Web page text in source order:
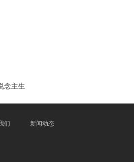
念主生
们 新闻动态